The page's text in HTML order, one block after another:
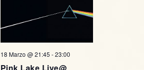
Pink Lake Live@
18 Marzo @ 21:45 -23:00